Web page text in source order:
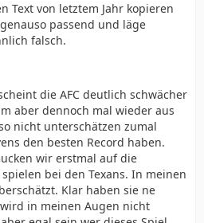
Text von letztem Jahr kopieren
passend und läge
falsch.
die AFC deutlich schwächer
aber dennoch mal wieder aus
nicht unterschätzen zumal
den besten Record haben.
wir erstmal auf die
bei den Texans. In meinen
Klar haben sie ne
in meinen Augen nicht